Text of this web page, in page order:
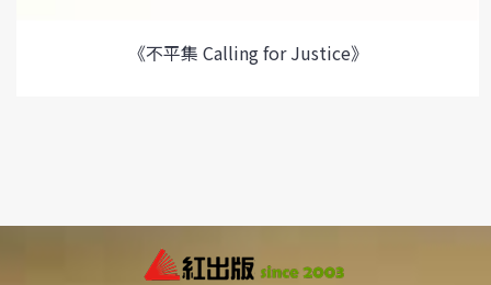
《不平集 Calling for Justice》